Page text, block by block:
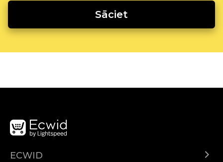
Sāciet
ECWID